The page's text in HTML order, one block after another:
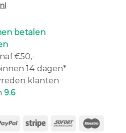
betalen
€50,-
14 dagen*
klanten
9.6